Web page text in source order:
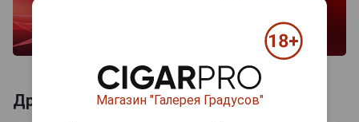
Другие продукты бренда ARISTOCRAT
Магазин "Галерея Градусов"